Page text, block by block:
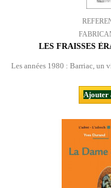
LES FRAISSES
Les années 1980 : Barriac, un
Ajouter